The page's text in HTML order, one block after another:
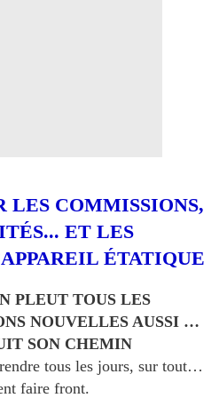
LES COMMISSIONS,
ET LES
ÉTATIQUE
PLEUT TOUS LES
NOUVELLES AUSSI …
SON CHEMIN
tous les jours, sur tout…
faire front.